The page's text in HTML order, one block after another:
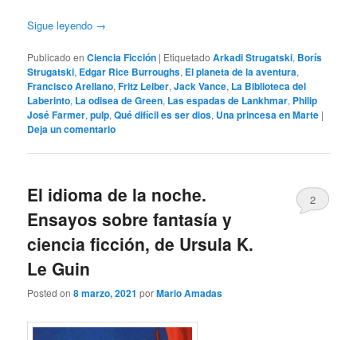
Sigue leyendo →
Publicado en Ciencia Ficción | Etiquetado Arkadi Strugatski, Borís
Strugatski, Edgar Rice Burroughs, El planeta de la aventura,
Francisco Arellano,Fritz Leiber,Jack Vance, La Biblioteca del
Laberinto, La odisea de Green, Las espadas de Lankhmar, Philip
José Farmer,pulp,Qué difícil es ser dios, Una princesa en Marte |
Deja un comentario
El idioma de la noche.
Ensayos sobre fantasía y
ciencia ficción, de Ursula K.
Le Guin
Posted on8 marzo, 2021 porMario Amadas
2